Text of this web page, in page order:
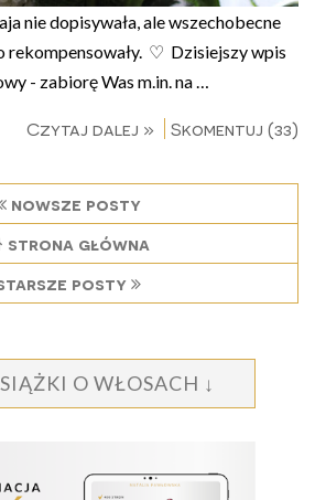
nie dopisywała, ale wszechobecne
rekompensowały. ♡ Dzisiejszy wpis
- zabiorę Was m.in. na …
Czytaj dalej » Skomentuj (33)
nowsze posty
strona główna
posty
O WŁOSACH ↓